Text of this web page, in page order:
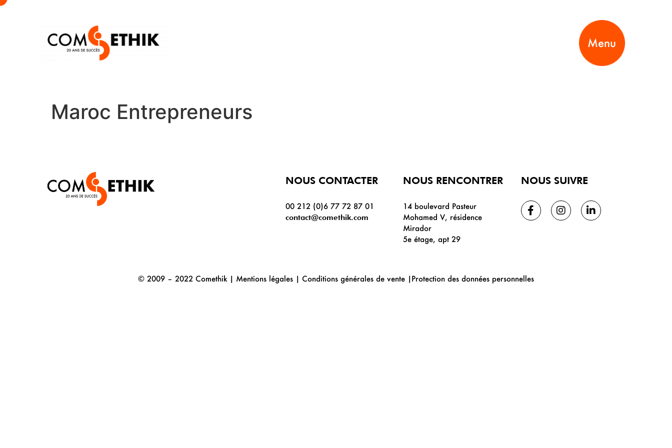
Menu
Maroc Entrepreneurs
NOUS CONTACTER
00 212 (0)6 77 72 87 01
contact@comethik.com
NOUS RENCONTRER
14 boulevard Pasteur
Mohamed V, résidence
Mirador
5e étage, apt 29
NOUS SUIVRE
© 2009 – 2022 Comethik | Mentions légales | Conditions générales de vente |Protection des données personnelles